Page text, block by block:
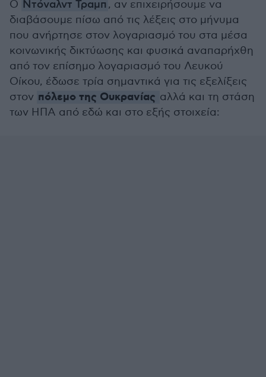
Ο Ντόναλντ Τραμπ , αν επιχειρήσουμε να
διαβάσουμε πίσω από τις λέξεις στο μήνυμα
που ανήρτησε στον λογαριασμό του στα μέσα
κοινωνικής δικτύωσης και φυσικά αναπαρήχθη
από τον επίσημο λογαριασμό του Λευκού
Οίκου, έδωσε τρία σημαντικά για τις εξελίξεις
στον πόλεμο της Ουκρανίας αλλά και τη στάση
των ΗΠΑ από εδώ και στο εξής στοιχεία: